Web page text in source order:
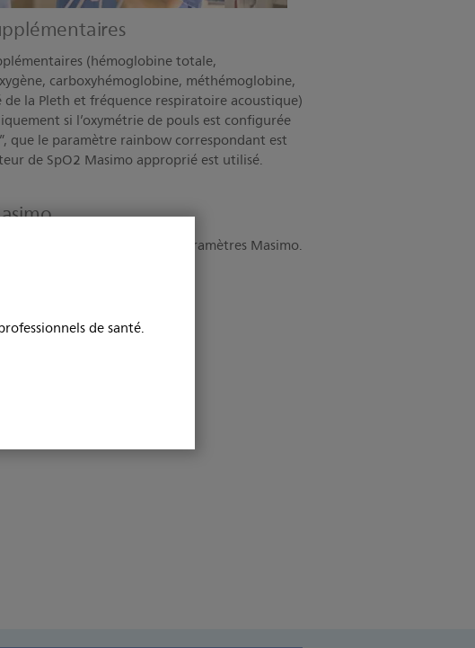
de santé.
(hémoglobine totale,
carboxyhémoglobine, méthémoglobine,
la Pleth et fréquence respiratoire acoustique)
si l’oxymétrie de pouls est configurée
que le paramètre rainbow correspondant est
de SpO2 Masimo approprié est utilisé.
vidéo pour découvrir les paramètres Masimo.